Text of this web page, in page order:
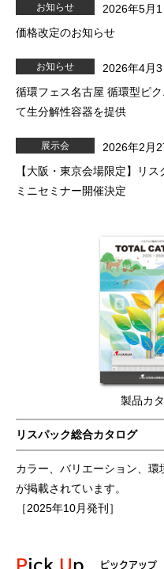
お知らせ
2026年5月1
価格改定のお知らせ
お知らせ
2026年4月3
循環フェス名古屋 循環型ピ
て生分解性容器を提供
展示会
2026年2月
【大阪・東京会場限定】リ
ミニセミナー開催決定
製品カ
リスパック総合カタログ
カラー、バリエーション、
が掲載されています。
［2025年10月発刊］
Pick Up ピックアップ